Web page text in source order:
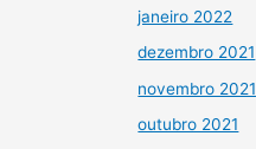
janeiro 2022
dezembro 2021
novembro 2021
outubro 2021